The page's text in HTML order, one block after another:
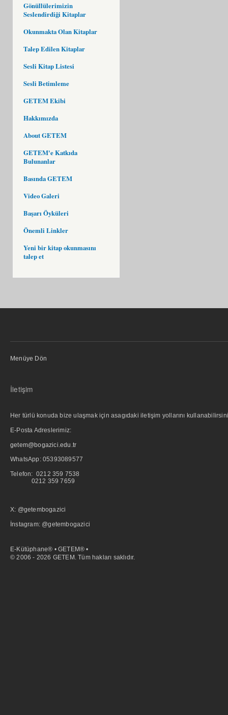
Gönüllülerimizin
Seslendirdiği Kitaplar
Okunmakta Olan Kitaplar
Talep Edilen Kitaplar
Sesli Kitap Listesi
Sesli Betimleme
GETEM Ekibi
Hakkımızda
About GETEM
GETEM'e Katkıda
Bulunanlar
Basında GETEM
Video Galeri
Başarı Öyküleri
Önemli Linkler
Yeni bir kitap okunmasını
talep et
Menüye Dön
İletişim
Her türlü konuda bize ulaşmak için asagıdaki iletişim yollarını
E-Posta Adreslerimiz:
getem@bogazici.edu.tr
WhatsApp: 05393089577
Telefon: 0212 359 7538
0212 359 7659
X: @getembogazici
İnstagram: @getembogazici
E-Kütüphane® • GETEM® •
© 2006 - 2026 GETEM. Tüm hakları saklıdır.